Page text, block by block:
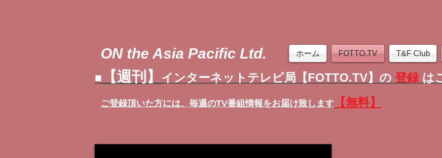
ON the Asia Pacific Ltd. ホーム FOTTO.TV T&F Club
■ 【週刊】 インターネットテレビ局【FOTTO.TV】の 登録 は
ご登録頂いた方には、 毎週のTV番組情報をお届け致します 【無料】